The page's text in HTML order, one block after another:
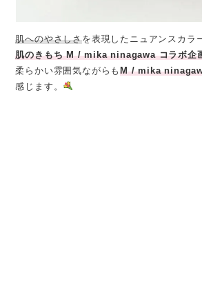
肌へのやさしさを表現したニュアンスカラ
肌のきもち M / mika ninagawa コラボ企
柔らかい雰囲気ながらもM / mika
感じます。